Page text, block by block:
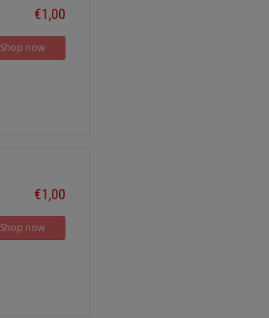
€1,00
Shop now
€1,00
Shop now